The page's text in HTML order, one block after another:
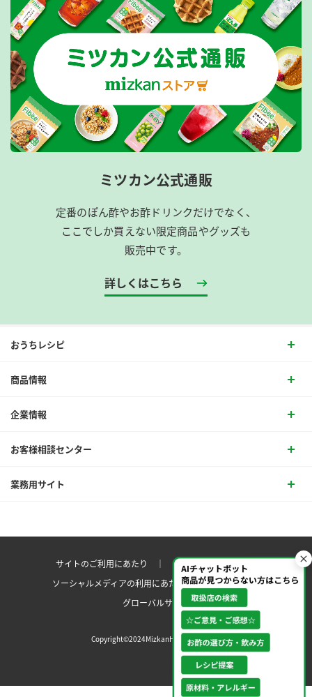
ミツカン公式通販
定番のぽん酢やお酢ドリンクだけでなく、
ここでしか買えない限定商品やグッズも
販売中です。
詳しくはこちら
おうちレシピ
商品情報
企業情報
お客様相談センター
業務用サイト
サイトのご利用にあたり ｜プライバシーポリシー
ソーシャルメディアの利用にあたりサイトマップ ｜
グローバルサイト
Copyright©2024MizkanHoldingsCo.Ltd.